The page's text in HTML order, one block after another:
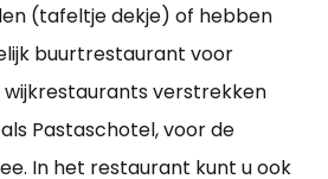
(tafeltje dekje) of hebben
buurtrestaurant voor
verstrekken
Pastaschotel, voor de
In het restaurant kunt u ook